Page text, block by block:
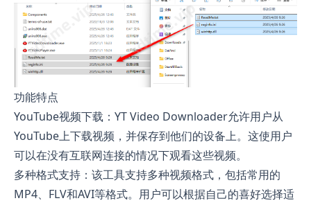
功能特点
YouTube视频下载：YT Video Downloader允许用户从
YouTube上下载视频，并保存到他们的设备上。这使用户
可以在没有互联网连接的情况下观看这些视频。
多种格式支持：该工具支持多种视频格式，包括常用的
MP4、FLV和AVI等格式。用户可以根据自己的喜好选择适